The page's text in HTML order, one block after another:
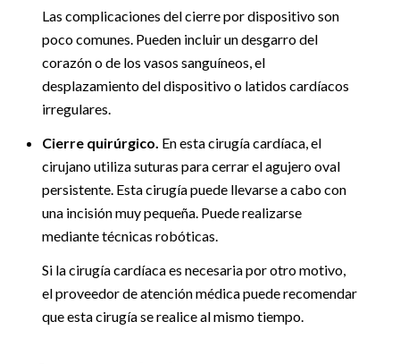
Las complicaciones del cierre por dispositivo son
poco comunes. Pueden incluir un desgarro del
corazón o de los vasos sanguíneos, el
desplazamiento del dispositivo o latidos cardíacos
irregulares.
Cierre quirúrgico. En esta cirugía cardíaca, el
cirujano utiliza suturas para cerrar el agujero oval
persistente. Esta cirugía puede llevarse a cabo con
una incisión muy pequeña. Puede realizarse
mediante técnicas robóticas.
Si la cirugía cardíaca es necesaria por otro motivo,
el proveedor de atención médica puede recomendar
que esta cirugía se realice al mismo tiempo.